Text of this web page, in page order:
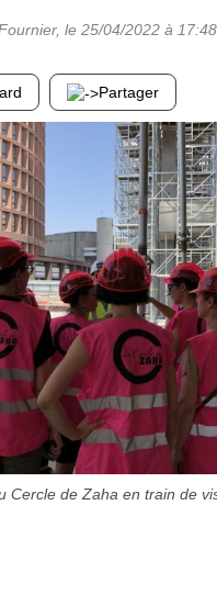
, le 25/04/2022 à 17:48
Partager
Cercle de Zaha en train de